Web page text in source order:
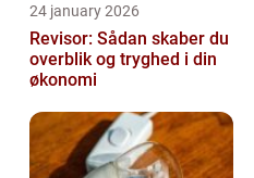
24 january 2026
Revisor: Sådan skaber du
overblik og tryghed i din
økonomi